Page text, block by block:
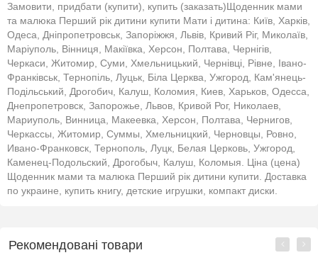
Замовити, придбати (купити), купить (заказать)Щоденник мами
та малюка Перший рік дитини купити Мати і дитина: Київ, Харків,
Одеса, Дніпропетровськ, Запоріжжя, Львів, Кривий Ріг, Миколаїв,
Маріуполь, Вінниця, Макіївка, Херсон, Полтава, Чернігів,
Черкаси, Житомир, Суми, Хмельницький, Чернівці, Рівне, Івано-
Франківськ, Тернопіль, Луцьк, Біла Церква, Ужгород, Кам'янець-
Подільський, Дрогобич, Калуш, Коломия, Киев, Харьков, Одесса,
Днепропетровск, Запорожье, Львов, Кривой Рог, Николаев,
Мариуполь, Винница, Макеевка, Херсон, Полтава, Чернигов,
Черкассы, Житомир, Суммы, Хмельницкий, Черновцы, Ровно,
Ивано-Франковск, Тернополь, Луцк, Белая Церковь, Ужгород,
Каменец-Подольский, Дрогобыч, Калуш, Коломыя. Ціна (цена)
Щоденник мами та малюка Перший рік дитини купити. Доставка
по украине, купить книгу, детские игрушки, компакт диски.
Рекомендовані товари